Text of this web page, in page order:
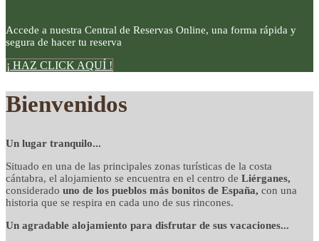
DISFRUTE
detalles cuidados con
mimo
Accede a nuestra Central de Reservas Online, una forma rápida y
segura de hacer tu reserva
¡ HAZ CLICK AQUÍ !
Bienvenidos
Un lugar tranquilo...
Situado en una de las principales zonas turísticas de la costa
cántabra, el alojamiento se encuentra en el centro de Liérganes,
considerado uno de los pueblos más bonitos de España, con una
historia que se respira en cada uno de sus rincones.
Un agradable alojamiento para disfrutar de sus vacaciones...